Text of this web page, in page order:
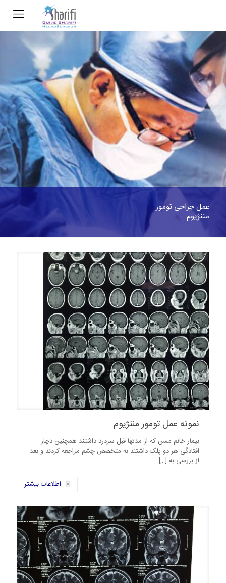
عمل جراحی تومور
مننژیوم
نمونه عمل تومور مننژیوم
بیمار خانم مسن که از مدتها قبل سردرد داشتند همچنین دچار
افتادگی هر دو پلک داشتند به متخصص چشم مراجعه کردند و بعد
از بررسی به […]
اطلاعات بیشتر